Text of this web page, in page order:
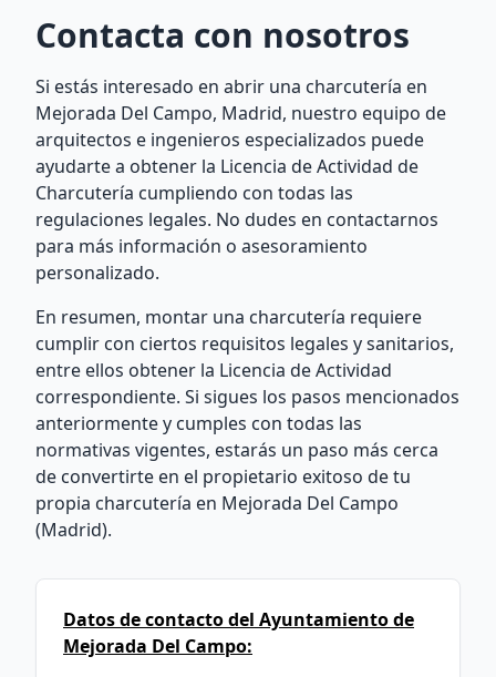
Contacta con nosotros
Si estás interesado en abrir una charcutería en
Mejorada Del Campo, Madrid, nuestro equipo de
arquitectos e ingenieros especializados puede
ayudarte a obtener la Licencia de Actividad de
Charcutería cumpliendo con todas las
regulaciones legales. No dudes en contactarnos
para más información o asesoramiento
personalizado.
En resumen, montar una charcutería requiere
cumplir con ciertos requisitos legales y sanitarios,
entre ellos obtener la Licencia de Actividad
correspondiente. Si sigues los pasos mencionados
anteriormente y cumples con todas las
normativas vigentes, estarás un paso más cerca
de convertirte en el propietario exitoso de tu
propia charcutería en Mejorada Del Campo
(Madrid).
Datos de contacto del Ayuntamiento de
Mejorada Del Campo: